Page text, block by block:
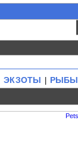
ЭКЗОТЫ РЫБЫ